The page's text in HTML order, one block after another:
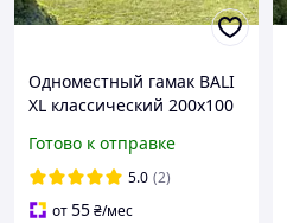
Одноместный гамак BALI
XL классический 200х100
Готово к отправке
5.0 (2)
от55₴/мес